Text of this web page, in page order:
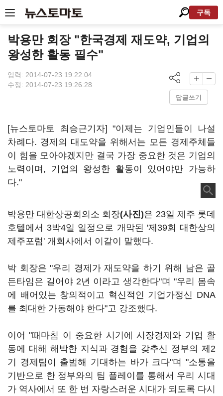
구독
박용만 회장 "한국경제 재도약, 기업의
왕성한 활동 필수"
입력: 2014-07-23 19:22:04
수정: 2014-07-23 19:26:28
답글쓰기
[뉴스토마토 최승근기자] "이제는 기업인들이 나설
차례다. 경제의 대도약을 위해서는 모든 경제주체들
이 힘을 모아야겠지만 결국 가장 중요한 것은 기업의
노력이며, 기업의 왕성한 활동이 있어야만 가능하
다."
박용만 대한상공회의소 회장(사진)은 23일 제주 롯데
호텔에서 3박4일 일정으로 개막된 '제39회 대한상의
제주포럼' 개회사에서 이같이 말했다.
박 회장은 "우리 경제가 재도약을 하기 위해 남은 골
든타임은 길어야 2년 이라고 생각한다"며 "우리 몸속
에 배어있는 창의적이고 혁신적인 기업가정신 DNA
를 최대한 가동해야 한다"고 강조했다.
이어 "때마침 이 중요한 시기에 시장경제와 기업 활
동에 대해 해박한 지식과 경험을 갖추신 정부의 제2
기 경제팀이 출범해 기대하는 바가 크다"며 "소통을
기반으로 한 정부와의 팀 플레이를 통해서 우리 시대
가 역사에서 또 한 번 자랑스러운 시대가 되도록 다시